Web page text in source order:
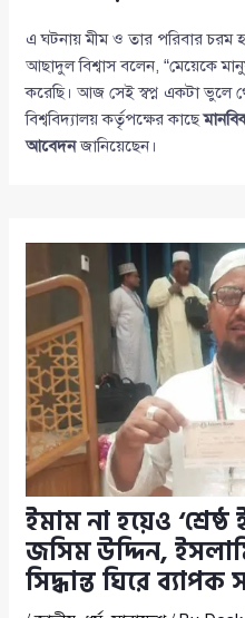
এ ঘটনায় মীম ও তার পরিবার চরম
আছাদুল বিশ্বাস বলেন, “মেয়েকে
করেছি। আজ সেই স্বপ্ন একটা ভুলে
বিশ্ববিদ্যালয় কর্তৃপক্ষের কাছে
আবেদনজানিয়েছেন।
ইমাম না হয়েও
জসিম উদ্দিন,
সিদ্ধান্ত ঘিরে